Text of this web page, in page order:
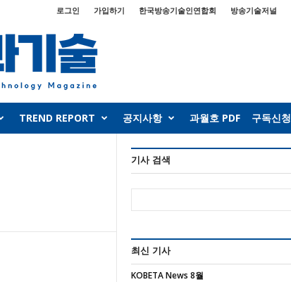
로그인 가입하기 한국방송기술인연합회 방송기술저널
TREND REPORT 공지사항 과월호 PDF 구독신청
기사 검색
최신 기사
KOBETA News 8월